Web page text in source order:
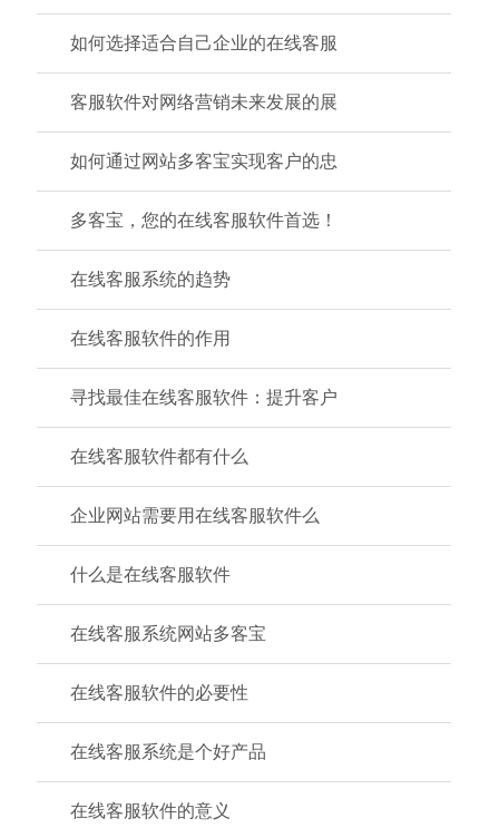
如何选择适合自己企业的在线客服
客服软件对网络营销未来发展的展
如何通过网站多客宝实现客户的忠
多客宝，您的在线客服软件首选！
在线客服系统的趋势
在线客服软件的作用
寻找最佳在线客服软件：提升客户
在线客服软件都有什么
企业网站需要用在线客服软件么
什么是在线客服软件
在线客服系统网站多客宝
在线客服软件的必要性
在线客服系统是个好产品
在线客服软件的意义